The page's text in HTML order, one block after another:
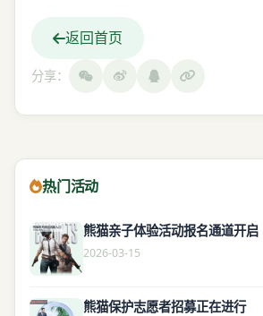
返回首页
分享：
热门活动
熊猫亲子体验活动报名通道开启
2026-03-15
熊猫保护志愿者招募正在进行